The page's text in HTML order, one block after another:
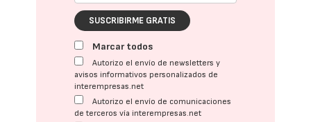
SUSCRIBIRME GRATIS
Marcar todos
Autorizo el envío de newsletters y
avisos informativos personalizados de
interempresas.net
Autorizo el envío de comunicaciones
de terceros vía interempresas.net